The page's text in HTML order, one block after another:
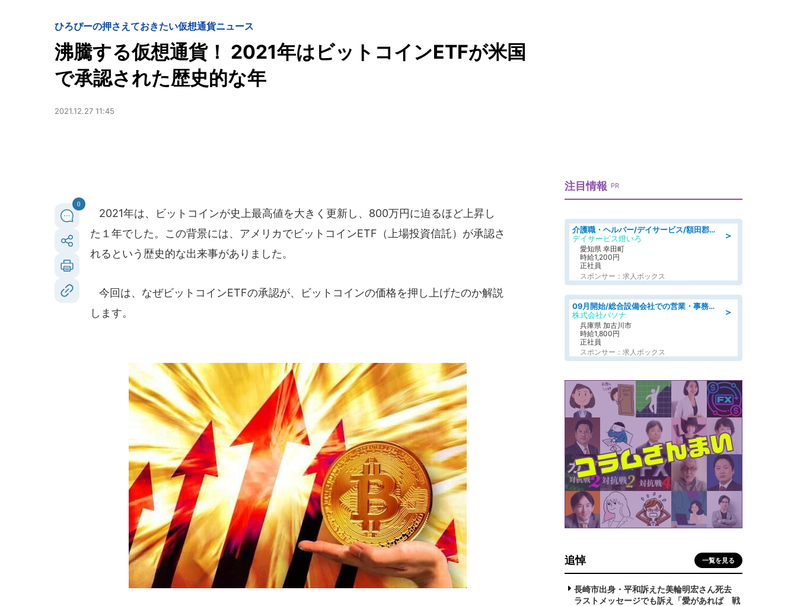
ひろぴーの押さえておきたい仮想通貨ニュース
沸騰する仮想通貨！ 2021年はビットコインETFが米国
で承認された歴史的な年
2021.12.27 11:45
0
2021年は、ビットコインが史上最高値を大きく更新し、800万円に迫るほど上昇し
た１年でした。この背景には、アメリカでビットコインETF（上場投資信託）が承認さ
れるという歴史的な出来事がありました。
今回は、なぜビットコインETFの承認が、ビットコインの価格を押し上げたのか解説
します。
注目情報 PR
＞
介護職・ヘルパー/デイサービス/額田郡幸田町/JR東海道本線 幸田/愛知県
デイサービス燈いろ
愛知県 幸田町
時給1,200円
正社員
スポンサー：求人ボックス
＞
09月開始/総合設備会社での営業・事務のお仕事/車通勤可/賞与あり/営業/営業事務
株式会社パソナ
兵庫県 加古川市
時給1,800円
正社員
スポンサー：求人ボックス
追悼 一覧を見る
長崎市出身・平和訴えた美輪明宏さん死去
ラストメッセージでも訴え「愛があれば 戦